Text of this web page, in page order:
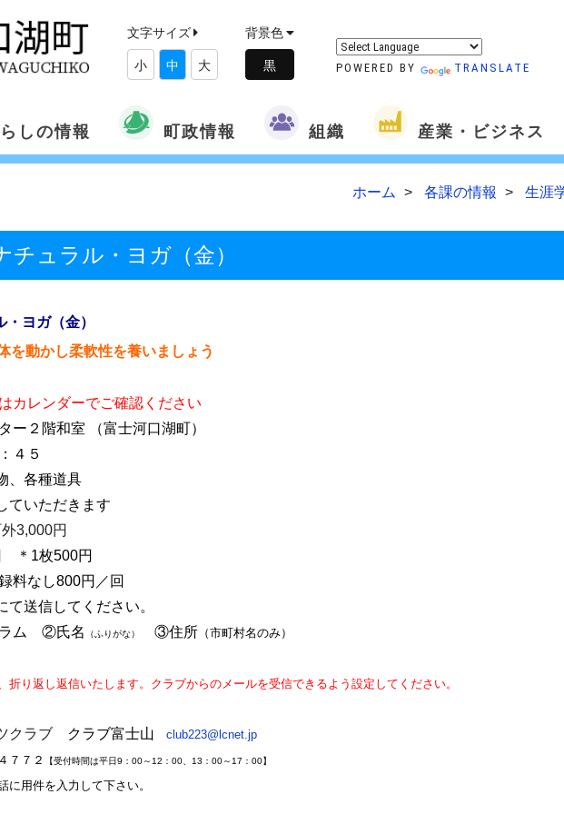
文字サイズ
小 中 大
背景色
POWERED BY TRANSLATE
しの情報 町政情報 組織 産業・ビジネス
ホーム 各課の情報 生涯
チュラル・ヨガ（金）
ヨガ（金）
を動かし柔軟性を養いましょう
カレンダーでご確認ください
ー２階和室 （富士河口湖町）
４５
、各種道具
ていただきます
3,000円
＊1枚500円
なし800円／回
て送信してください。
ム ②氏名
（ふりがな） ③住所 （市町村名のみ）
いたします。クラブからのメールを受信できるよう設定してください。
クラブ クラブ富士山
club223@lcnet.jp
７２
【受付時間は平日9：00～12：00、13：00～17：00】
を入力して下さい。